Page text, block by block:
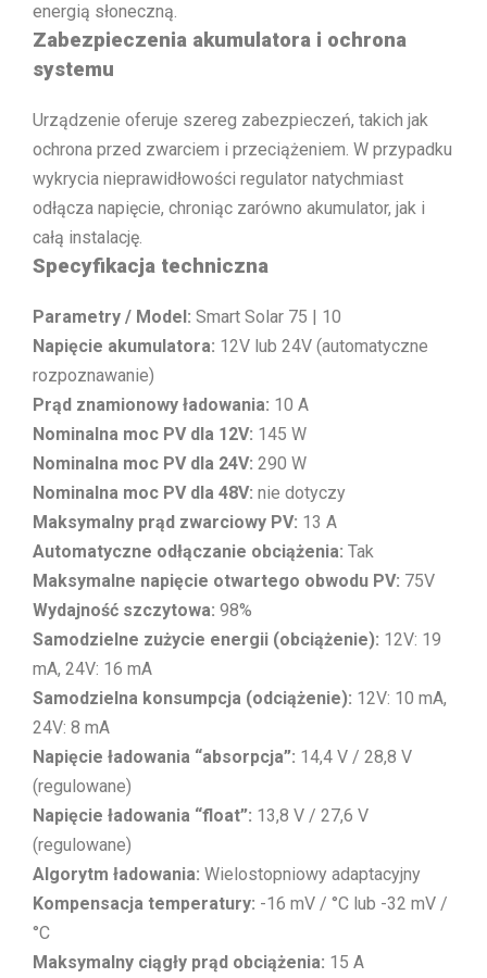
energią słoneczną.
Zabezpieczenia akumulatora i ochrona
systemu
Urządzenie oferuje szereg zabezpieczeń, takich jak
ochrona przed zwarciem i przeciążeniem. W przypadku
wykrycia nieprawidłowości regulator natychmiast
odłącza napięcie, chroniąc zarówno akumulator, jak i
całą instalację.
Specyfikacja techniczna
Parametry / Model: Smart Solar 75 | 10
Napięcie akumulatora: 12V lub 24V (automatyczne
rozpoznawanie)
Prąd znamionowy ładowania: 10 A
Nominalna moc PV dla 12V: 145 W
Nominalna moc PV dla 24V: 290 W
Nominalna moc PV dla 48V: nie dotyczy
Maksymalny prąd zwarciowy PV: 13 A
Automatyczne odłączanie obciążenia: Tak
Maksymalne napięcie otwartego obwodu PV: 75V
Wydajność szczytowa: 98%
Samodzielne zużycie energii (obciążenie): 12V: 19
mA, 24V: 16 mA
Samodzielna konsumpcja (odciążenie): 12V: 10 mA,
24V: 8 mA
Napięcie ładowania “absorpcja”: 14,4 V / 28,8 V
(regulowane)
Napięcie ładowania “float”: 13,8 V / 27,6 V
(regulowane)
Algorytm ładowania: Wielostopniowy adaptacyjny
Kompensacja temperatury: -16 mV / °C lub -32 mV /
°C
Maksymalny ciągły prąd obciążenia: 15 A